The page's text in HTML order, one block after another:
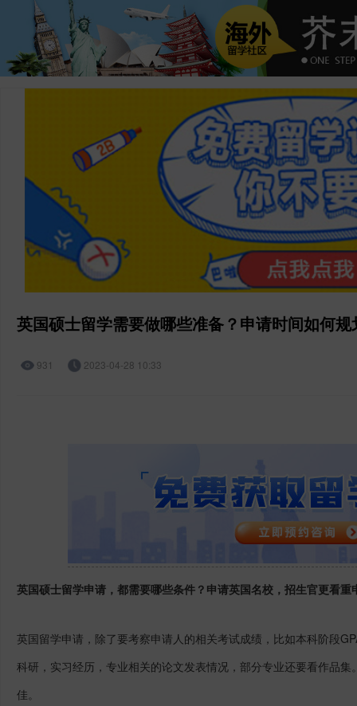
英国硕士留学需要做哪些准备？申请时间如何
931 2023-04-28 10:33
英国硕士留学申请，都需要哪些条件？申请英国名校，招生官更看
英国留学申请，除了要考察申请人的相关考试成绩，比如本科阶段
科研，实习经历，专业相关的论文发表情况，部分专业还要看作品
佳。